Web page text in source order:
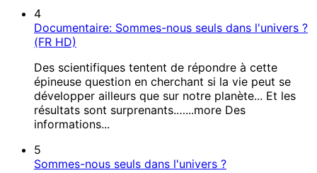
4
Documentaire: Sommes-nous seuls dans l'univers ?
(FR HD)
Des scientifiques tentent de répondre à cette
épineuse question en cherchant si la vie peut se
développer ailleurs que sur notre planète... Et les
résultats sont surprenants.…...more Des
informations...
5
Sommes-nous seuls dans l'univers ?